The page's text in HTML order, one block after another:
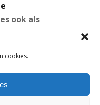
cookies.
ook als